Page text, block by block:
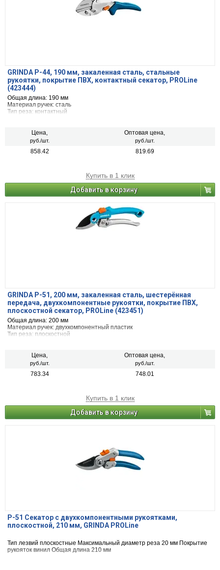
GRINDA P-44, 190 мм, закаленная сталь, стальные
рукоятки, покрытие ПВХ, контактный секатор, PROLine
(423444)
Общая длина: 190 мм
Материал ручек: сталь
Тип реза: контактный
Цена,
руб./шт.
Оптовая цена,
руб./шт.
858.42 819.69
Купить в 1 клик
Добавить в корзину
GRINDA P-51, 200 мм, закаленная сталь, шестерённая
передача, двухкомпонентные рукоятки, покрытие ПВХ,
плоскостной секатор, PROLine (423451)
Общая длина: 200 мм
Материал ручек: двухкомпонентный пластик
Тип реза: плоскостной
Цена,
руб./шт.
Оптовая цена,
руб./шт.
783.34 748.01
Купить в 1 клик
Добавить в корзину
P-51 Секатор c двухкомпонентными рукоятками,
плоскостной, 210 мм, GRINDA PROLine
Тип лезвий плоскостные Максимальный диаметр реза 20 мм Покрытие
рукояток винил Общая длина 210 мм